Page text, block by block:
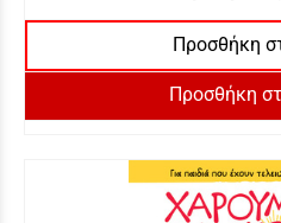
Προσθήκη
Προσθήκη